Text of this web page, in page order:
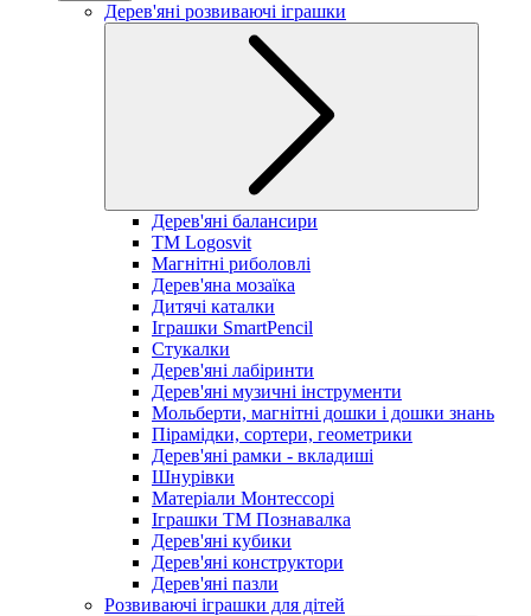
Дерев'яні розвиваючі іграшки
Дерев'яні балансири
TM Logosvit
Магнітні риболовлі
Дерев'яна мозаїка
Дитячі каталки
Іграшки SmartPencil
Стукалки
Дерев'яні лабіринти
Дерев'яні музичні інструменти
Мольберти, магнітні дошки і дошки знань
Пірамідки, сортери, геометрики
Дерев'яні рамки - вкладиші
Шнурівки
Матеріали Монтессорі
Іграшки ТМ Познавалка
Дерев'яні кубики
Дерев'яні конструктори
Дерев'яні пазли
Розвиваючі іграшки для дітей